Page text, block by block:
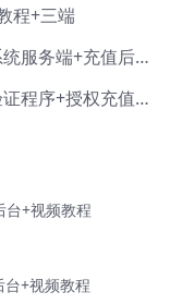
程+三端
【梦幻诛仙天域屠龙版】linux系统服务端+充值后台+本地验证+详细视频教程
【长生诀】linux系统服务端+验证程序+授权充值后台+安卓简体客户端+视频教程
台+视频教程
台+视频教程